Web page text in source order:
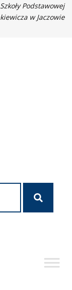
Podstawowej
w Jaczowie
Szukaj